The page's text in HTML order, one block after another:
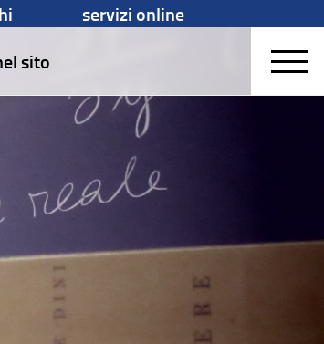
servizi online
sito